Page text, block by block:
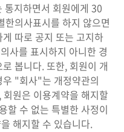
지하면서 회원에게 30
한의사표시를 하지 않으면
따로 공지 또는 고지하
사를 표시하지 아니한 경
봅니다. 또한, 회원이 개
"회사"는 개정약관의
원은 이용계약을 해지할
할 수 없는 특별한 사정이
해지할 수 있습니다.